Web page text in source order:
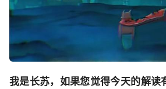
我是长苏，如果您觉得今天的解读